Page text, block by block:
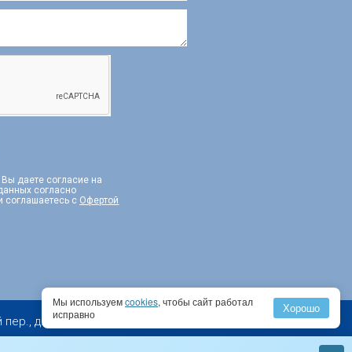
даете согласие на
согласно
соглашаетесь с Офертой
д. 2, эт. 10, пом I, комн. 1, PM 2А
Мы используемcookies, чтобы сайт работал
исправно
Хорошо